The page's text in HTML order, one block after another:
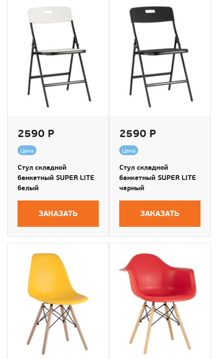
2590 Р
Цена
Стул складной
банкетный SUPER LITE
белый
ЗАКАЗАТЬ
2590 Р
Цена
Стул складной
банкетный SUPER LITE
черный
ЗАКАЗАТЬ